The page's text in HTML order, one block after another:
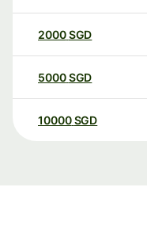
2000SGD
5000SGD
10000 SGD